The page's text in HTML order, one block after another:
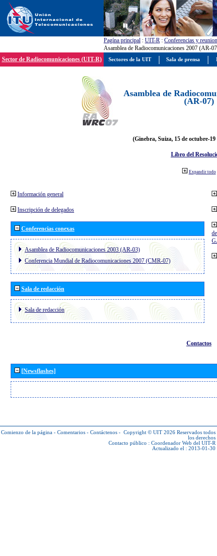
Pagína principal : UIT-R : Conferencias y
Asamblea de Radiocomunicaciones 2007 (AR-
Sector de Radiocomunicaciones (UIT-R)
Asamblea de
(AR-07)
(Ginebra, Suiza, 15 de octubre-19
Libro del
Expandir todo
Información general
Inscripción de delegados
Conferencias conexas
Asamblea de Radiocomunicaciones 2003 (AR-03)
Conferencia Mundial de Radiocomunicaciones 2007 (CMR-07)
Sala de redacción
Sala de redacción
Contactos
[Newsflashes]
Comienzo de la página - Comentarios - Contáctenos - Copyright © UIT 2026 Reservados todos
los derechos
Contacto público : Coordenador Web del UIT-R
Actualizado el : 2013-01-30
Sectores de la UIT Sala de prensa